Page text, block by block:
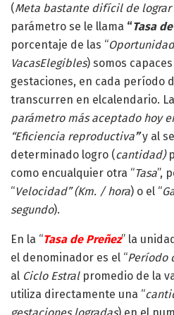
(Meta bastante difícil de
parámetro se le llama “Tasa
porcentaje de las “
VacasElegibles) somos
gestaciones, en cada período
transcurren en elcalendario. La
parámetro más aceptado hoy
“Eficiencia reproductiva”y al
determinado logro (cantidad)
como encualquier otra “Tasa”,
“Velocidad” (Km. / hora) o el “
segundo).
En la “Tasa de Preñez” la
el denominador es el “Período
al Ciclo Estralpromedio de la
utiliza directamente una “